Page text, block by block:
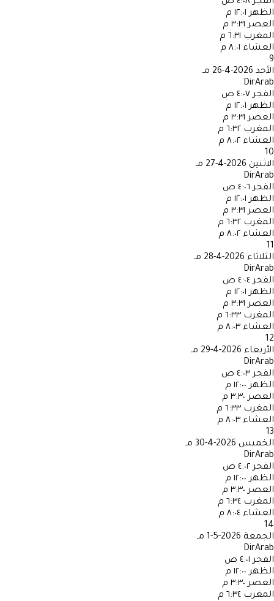
الظهر ١٢:٠١ م
العصر ٣:٣١ م
المغرب ٦:٣١ م
العشاء ٨:٠١ م
9
الأحد 2026-4-26 مـ
DirArab
الفجر ٤:٠٧ ص
الظهر ١٢:٠١ م
العصر ٣:٣١ م
المغرب ٦:٣٢ م
العشاء ٨:٠٢ م
10
الاثنين 2026-4-27 مـ
DirArab
الفجر ٤:٠٦ ص
الظهر ١٢:٠١ م
العصر ٣:٣١ م
المغرب ٦:٣٢ م
العشاء ٨:٠٢ م
11
الثلاثاء 2026-4-28 مـ
DirArab
الفجر ٤:٠٤ ص
الظهر ١٢:٠١ م
العصر ٣:٣١ م
المغرب ٦:٣٣ م
العشاء ٨:٠٣ م
12
الأربعاء 2026-4-29 مـ
DirArab
الفجر ٤:٠٣ ص
الظهر ١٢:٠٠ م
العصر ٣:٣٠ م
المغرب ٦:٣٣ م
العشاء ٨:٠٣ م
13
الخميس 2026-4-30 مـ
DirArab
الفجر ٤:٠٢ ص
الظهر ١٢:٠٠ م
العصر ٣:٣٠ م
المغرب ٦:٣٤ م
العشاء ٨:٠٤ م
14
الجمعة 2026-5-1 مـ
DirArab
الفجر ٤:٠١ ص
الظهر ١٢:٠٠ م
العصر ٣:٣٠ م
المغرب ٦:٣٤ م